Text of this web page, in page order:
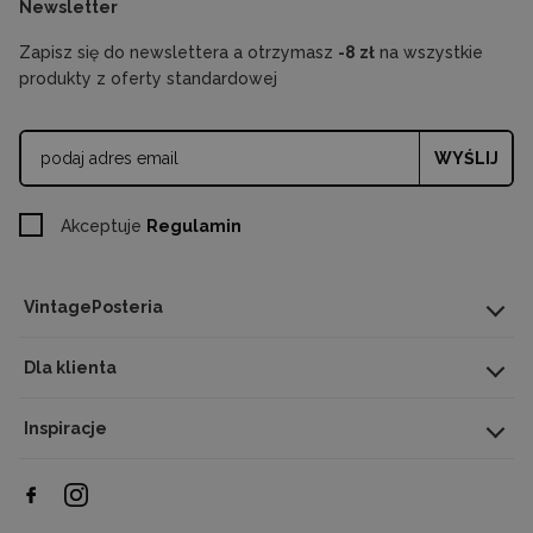
VintagePosteria
Dla klienta
Inspiracje
Newsletter
Zapisz się do newslettera a otrzymasz -8 zł na wszystkie
produkty z oferty standardowej
WYŚLIJ
Akceptuje Regulamin